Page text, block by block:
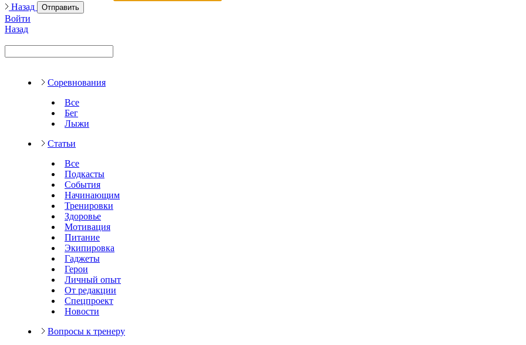
Назад
Отправить
Войти
Назад
Соревнования
Все
Бег
Лыжи
Статьи
Все
Подкасты
События
Начинающим
Тренировки
Здоровье
Мотивация
Питание
Экипировка
Гаджеты
Герои
Личный опыт
От редакции
Спецпроект
Новости
Вопросы к тренеру